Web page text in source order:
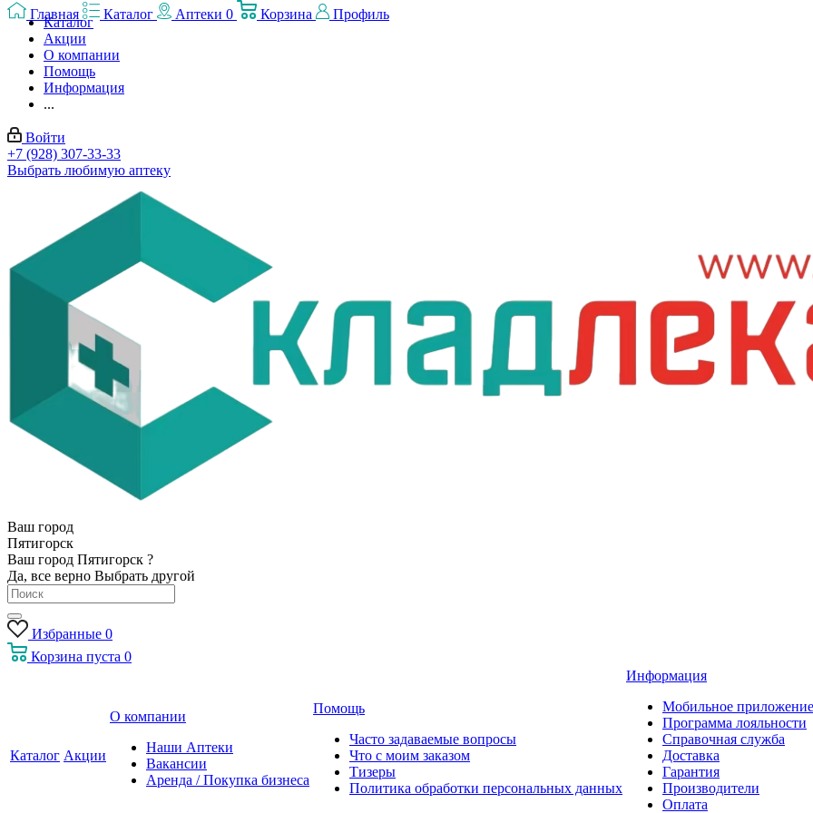
Каталог
Акции
О компании
Помощь
Информация
...
Войти
+7 (928) 307-33-33
Выбрать любимую аптеку
Ваш город
Пятигорск
Ваш город Пятигорск ?
Да, все верно Выбрать другой
Избранные 0
Корзина пуста 0
Каталог Акции
О компании
Наши Аптеки
Вакансии
Аренда / Покупка бизнеса
Помощь
Часто задаваемые вопросы
Что с моим заказом
Тизеры
Политика обработки персональных данных
Информация
Мобильное приложение
Программа лояльности
Справочная служба
Доставка
Гарантия
Производители
Оплата
Главная Каталог Аптеки 0 Корзина Профиль